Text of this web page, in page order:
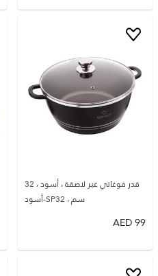
قدر فوغاتي غير لاصقة ، أسود ، 32
سم ، SP32-أسود
99
AED